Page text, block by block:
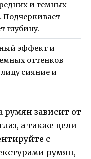
и темных
Подчеркивает
глубину.
эффект и
оттенков
сияние и
румян зависит от
а также цели
с
румян,